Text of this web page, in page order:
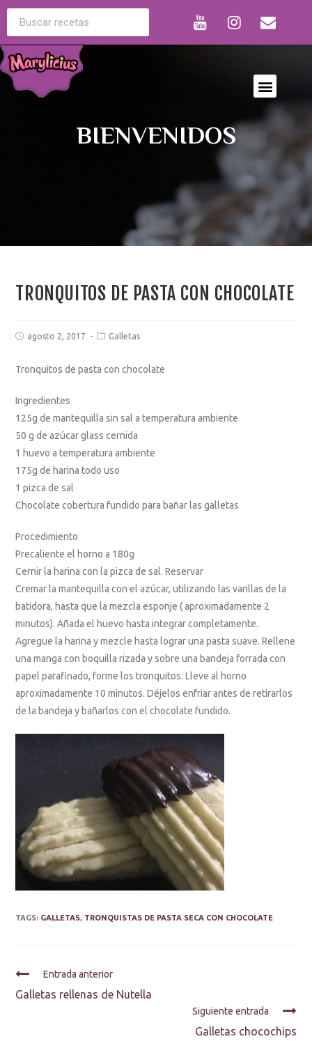
BIENVENIDOS
TRONQUITOS DE PASTA CON CHOCOLATE
agosto 2, 2017 Galletas
Tronquitos de pasta con chocolate
Ingredientes
125g de mantequilla sin sal a temperatura ambiente
50 g de azúcar glass cernida
1 huevo a temperatura ambiente
175g de harina todo uso
1 pizca de sal
Chocolate cobertura fundido para bañar las galletas
Procedimiento
Precaliente el horno a 180g
Cernir la harina con la pizca de sal. Reservar
Cremar la mantequilla con el azúcar, utilizando las varillas de la
batidora, hasta que la mezcla esponje ( aproximadamente 2
minutos). Añada el huevo hasta integrar completamente.
Agregue la harina y mezcle hasta lograr una pasta suave. Rellene
una manga con boquilla rizada y sobre una bandeja forrada con
papel parafinado, forme los tronquitos. Lleve al horno
aproximadamente 10 minutos. Déjelos enfriar antes de retirarlos
de la bandeja y bañarlos con el chocolate fundido.
TAGS: GALLETAS, TRONQUISTAS DE PASTA SECA CON CHOCOLATE
Entrada anterior
Galletas rellenas de Nutella
Siguiente entrada
Galletas chocochips